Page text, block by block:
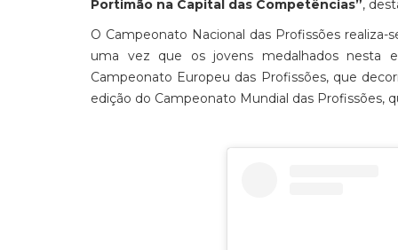
Portimão na Capital das Competências”,
O Campeonato Nacional das Profissões realiza-
uma vez que os jovens medalhados nesta
Campeonato Europeu das Profissões, que
edição do Campeonato Mundial das Profissões,